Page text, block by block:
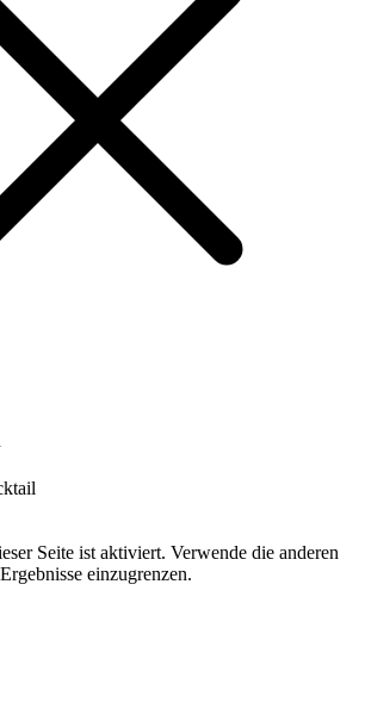
Seite ist aktiviert. Verwende die anderen
einzugrenzen.